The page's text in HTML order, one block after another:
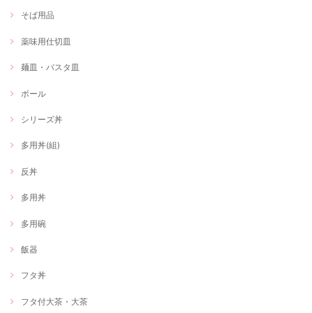
そば用品
薬味用仕切皿
麺皿・パスタ皿
ボール
シリーズ丼
多用丼(組)
反丼
多用丼
多用碗
飯器
フタ丼
フタ付大茶・大茶